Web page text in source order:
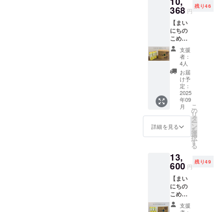
製造設
備を用
いて製
造され
ており
ます。
そのた
めアレ
ルゲン
含有を
完全に
は防ぐ
ことが
難しく
なって
おりま
す。ご
支援い
際には
アレル
ゲン含
有リス
クにつ
いてあ
らかじ
めご了
品は原
材料に
アレル
ゲン28
品目を
使用し
ており
ません
が、ア
レルゲ
ン28品
目を使
用した
他製品
と同じ
備を用
いて製
ており
ます。
そのた
めアレ
ルゲン
含有を
完全に
は防ぐ
ルに表
記され
ます。
商品開
封前に
は必ず
お届け
のリ
ターン
に貼付
された
ラベル
や注意
書きを
ご確認
い。」
＜アレ
スクに
関する
「同
意」の
お願い
＞ 本製
品は原
くださ
い。」
＜アレ
ルゲン
含有リ
スクに
関する
「同
意」の
お願い
＞ 本商
品は原
材料
に ア
レルゲ
目を使
用して
が、ア
レルゲ
ン28品
目を使
用した
他製品
と同じ
いよう
にお願
いいた
しま
す。
物等の
食品表
示はお
届け商
品のラ
ベルに
表記さ
れま
す。 商
品開封
前には
必ずお
届けの
リター
ンに貼
たラベ
ルや注
をご確
認くだ
さ
い。」
添加物
表示、
アレル
ギー表
示：ー
10枚が
付きま
す。 ・
サイ
ズ：約
24.5cm
×38cm
×8cm
・重
量：約
3100g
・保存
方法：
高温・
直射日
け、冷
暗所で
さい。
・消費
期限も
しくは
賞味期
限：製
造日か
め油の
紙パッ
クを図
案化し
たイラ
ストの
豆シー
ル10枚
が付き
ます。
まいに
ちのこ
め油
180g ・
サイ
ズ：約
5.6cm×
・重
量：約
210g ・
保存方
法：高
温・直
射日光
トル
180g12
本入り
ケース
です。
炒め物
調理や
卓上油
に410ｇ
の少量
サイズ
のボト
ルは便
利で
す。 お
まけと
め油の
紙パッ
クを図
案化し
たイラ
ストの
豆シー
368 円
残り46
【まい
にちの
こめ油
900ｇ
×12本☆
まいこ
め豆
シール
付き】
三和油
脂株式
会社の
人気商
品、紙
パック
に入っ
油で
す。
900ｇの
パック
12本の
ケース
で提供
支援
者：
4人
お届
け予
定：
2025
年09
月
詳細を見る
こ
の
リ
タ
ー
ン
を
選
択
す
る
13,
600 円
残り49
【まい
にちの
こめ油
1500ｇ
×10本☆
支援